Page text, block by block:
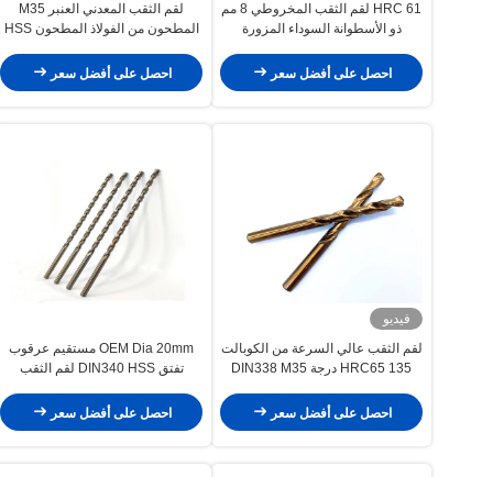
HRC 61 لقم الثقب المخروطي 8 مم
ذو الأسطوانة السوداء المزورة
احصل على أفضل سعر
لقم الثقب المعدني العنبر M35
المطحون من الفولاذ المطحون HSS
احصل على أفضل سعر
فيديو
لقم الثقب عالي السرعة من الكوبالت
HRC65 135 درجة DIN338 M35
احصل على أفضل سعر
OEM Dia 20mm مستقيم عرقوب
تفتق DIN340 HSS لقم الثقب
احصل على أفضل سعر